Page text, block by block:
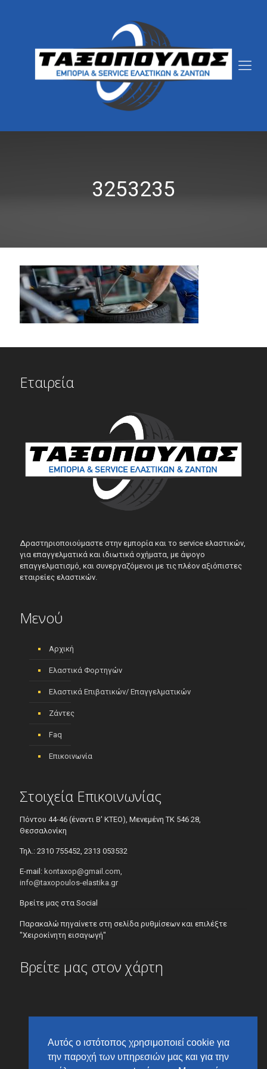
Αυτός ο ιστότοπος χρησιμοποιεί cookie για
την παροχή των υπηρεσιών μας και για την
3253235
Εταιρεία
Δραστηριοποιούμαστε στην εμπορία και το service ελαστικών,
για επαγγελματικά και ιδιωτικά οχήματα, με άψογο
επαγγελματισμό, και συνεργαζόμενοι με τις πλέον αξιόπιστες
εταιρείες ελαστικών.
Μενού
Αρχική
Ελαστικά Φορτηγών
Ελαστικά Επιβατικών/ Επαγγελματικών
Ζάντες
Faq
Επικοινωνία
Στοιχεία Επικοινωνίας
Πόντου 44-46 (έναντι Β' ΚΤΕΟ), Μενεμένη ΤΚ 546 28,
Θεσσαλονίκη
Τηλ.: 2310 755452, 2313 053532
E-mail: kontaxop@gmail.com,
info@taxopoulos-elastika.gr
Βρείτε μας στα Social
Παρακαλώ πηγαίνετε στη σελίδα ρυθμίσεων και επιλέξτε
"Χειροκίνητη εισαγωγή"
Βρείτε μας στον χάρτη